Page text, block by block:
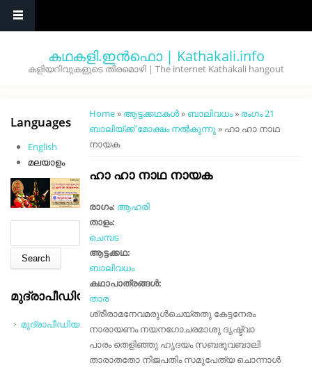
കഥകളി.ഇൻഫൊ | Kathakali.info
കളിയറിവുകളുടെ തിരമൊഴി | The internet Kathakali hangout
You are here
Home» ആട്ടക്കഥകൾ» ബാലിവധം» രംഗം 21
ബാലിയ്ക്ക് മോക്ഷം നൽകുന്നു » ഹാ ഹാ നാഥ
നായക
ഹാ ഹാ നാഥ നായക
രാഗം: ആഹരി
താളം:
ചെമ്പട
ആട്ടക്കഥ:
ബാലിവധം
കഥാപാത്രങ്ങൾ:
താര
ശ്രീരാമനേവമരുൾചെയ്തതു കേട്ടനേരം
നാരായണം നയനഗോചരമാശു ദൃഷ്ട്വാ
പാരം തെളിഞ്ഞു ഹൃദയം സബഭൂവബാലി
താരാതതോ നിജപതിം സമുപേത്യ ചൊന്നാൾ
Languages
English
മലയാളം
മുദ്രാപീഡിയ
മുദ്രാപീഡിയ